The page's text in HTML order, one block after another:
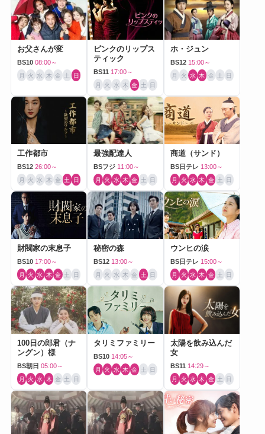
お父さんが変
BS10 08:00～
月 火 水 木 金 土 日
ピンクのリップス
ティック
BS11 17:00～
月 火 水 木 金 土 日
ホ・ジュン
BS12 15:00～
月 火 水 木 金 土 日
工作都市
BS12 26:00～
月 火 水 木 金 土 日
最強配達人
BSフジ 11:00～
月 火 水 木 金 土 日
商道（サンド）
BS日テレ 13:00～
月 火 水 木 金 土 日
財閥家の末息子
BS10 17:00～
月 火 水 木 金 土 日
秘密の森
BS12 13:00～
月 火 水 木 金 土 日
ウンヒの涙
BS日テレ 15:00～
月 火 水 木 金 土 日
100日の郎君（ナ
ングン）様
BS朝日 05:00～
月 火 水 木 金 土 日
タリミファミリー
BS10 14:05～
月 火 水 木 金 土 日
太陽を飲み込んだ
女
BS11 14:29～
月 火 水 木 金 土 日